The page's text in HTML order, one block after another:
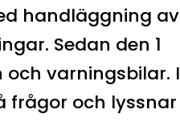
handläggning av
Sedan den 1
varningsbilar. I
frågor och lyssnar